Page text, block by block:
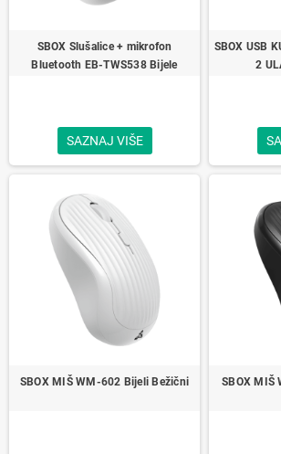
SBOX Slušalice + mikrofon
Bluetooth EB-TWS538 Bijele
SAZNAJ VIŠE
SBOX USB
2
SBOX MIŠ WM-602 Bijeli Bežični SBOX MIŠ